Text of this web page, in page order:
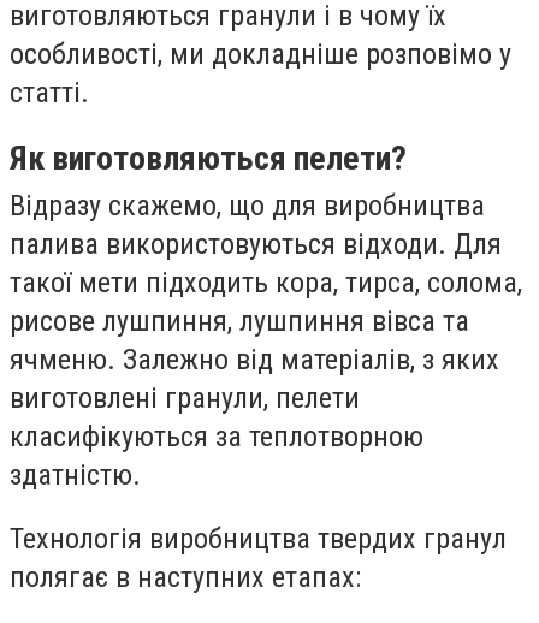
виготовляються гранули і в чому їх
особливості, ми докладніше розповімо у
статті.
Як виготовляються пелети?
Відразу скажемо, що для виробництва
палива використовуються відходи. Для
такої мети підходить кора, тирса, солома,
рисове лушпиння, лушпиння вівса та
ячменю. Залежно від матеріалів, з яких
виготовлені гранули, пелети
класифікуються за теплотворною
здатністю.
Технологія виробництва твердих гранул
полягає в наступних етапах: